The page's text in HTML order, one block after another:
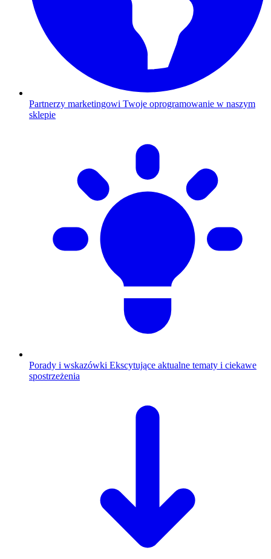
Partnerzy marketingowi Twoje oprogramowanie w naszym
sklepie
Porady i wskazówki Ekscytujące aktualne tematy i ciekawe
spostrzeżenia